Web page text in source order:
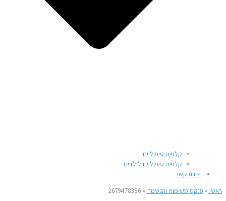
קלפים טיפוליים
קלפים טיפוליים לילדים
יצירת קשר
ראשי» פנקס משימות והגשמה»
2679478386